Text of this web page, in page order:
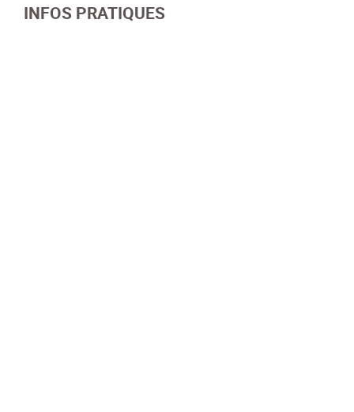
INFOS PRATIQUES